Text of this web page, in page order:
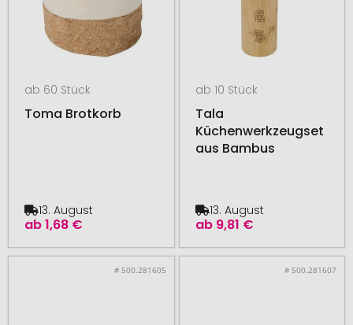
ab 60 Stück
Toma Brotkorb
ab1,68 €
13. August
ab 10 Stück
Tala
Küchenwerkzeugset
aus Bambus
ab 9,81 €
13. August
# 500.281605 # 500.281607